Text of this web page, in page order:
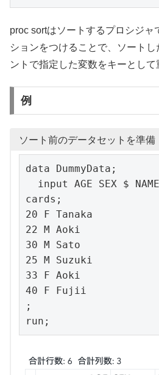
proc sortはソートするプロシジャ
ションをつけることで、ソート
ントで指定した変数をキーとして
例
ソート前のデータセットを準備
data DummyData;
cards;
20 F Tanaka
22 M Aoki
30 M Sato
25 M Suzuki
33 F Aoki
40 F Fujii
;
run;